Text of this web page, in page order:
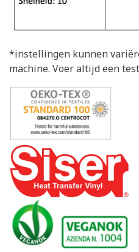
*instellingen kunnen
machine. Voer altijd een